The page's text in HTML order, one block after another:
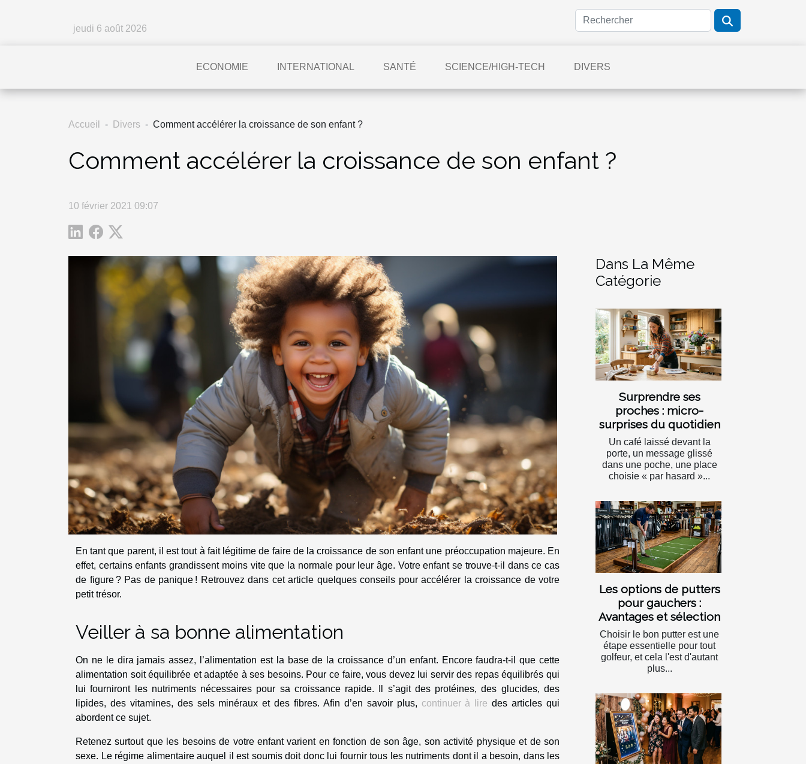
jeudi 6 août 2026
ECONOMIE INTERNATIONAL SANTÉ SCIENCE/HIGH-TECH DIVERS
Accueil Divers Comment accélérer la croissance de son enfant ?
Comment accélérer la croissance de son enfant ?
10 février 2021 09:07
En tant que parent, il est tout à fait légitime de faire de la croissance de son enfant une préoccupation majeure. En
effet, certains enfants grandissent moins vite que la normale pour leur âge. Votre enfant se trouve-t-il dans ce cas
de figure ? Pas de panique ! Retrouvez dans cet article quelques conseils pour accélérer la croissance de votre
petit trésor.
Veiller à sa bonne alimentation
On ne le dira jamais assez, l’alimentation est la base de la croissance d’un enfant. Encore faudra-t-il que cette
alimentation soit équilibrée et adaptée à ses besoins. Pour ce faire, vous devez lui servir des repas équilibrés qui
lui fourniront les nutriments nécessaires pour sa croissance rapide. Il s’agit des protéines, des glucides, des
lipides, des vitamines, des sels minéraux et des fibres. Afin d’en savoir plus, continuer à lire des articles qui
abordent ce sujet.
Retenez surtout que les besoins de votre enfant varient en fonction de son âge, son activité physique et de son
sexe. Le régime alimentaire auquel il est soumis doit donc lui fournir tous les nutriments dont il a besoin, dans les
Dans La Même
Catégorie
Surprendre ses
proches : micro-
surprises du quotidien
Un café laissé devant la
porte, un message glissé
dans une poche, une place
choisie « par hasard »...
Les options de putters
pour gauchers :
Avantages et sélection
Choisir le bon putter est une
étape essentielle pour tout
golfeur, et cela l'est d'autant
plus...